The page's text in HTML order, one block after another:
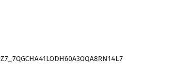
Z7_7QGCHA41LODH60A3OQA8RN14L7